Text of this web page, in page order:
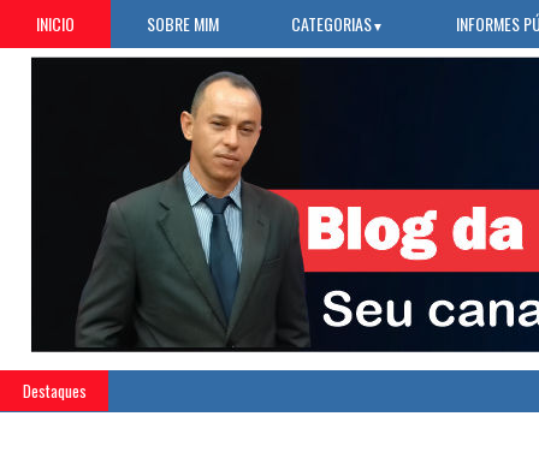
INICIO SOBRE MIM CATEGORIAS▼ INFORMES
Destaques